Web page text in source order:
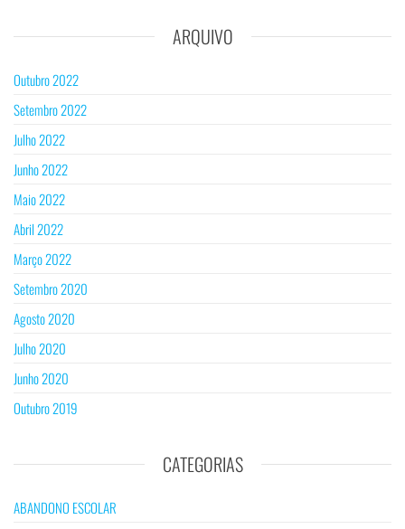
ARQUIVO
Outubro 2022
Setembro 2022
Julho 2022
Junho 2022
Maio 2022
Abril 2022
Março 2022
Setembro 2020
Agosto 2020
Julho 2020
Junho 2020
Outubro 2019
CATEGORIAS
ABANDONO ESCOLAR